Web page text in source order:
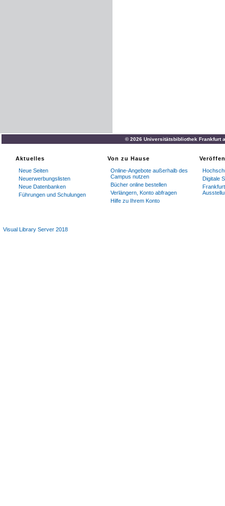
© 2026 Universitätsbibliothek Frankfurt
Aktuelles
Neue Seiten
Neuerwerbungslisten
Neue Datenbanken
Führungen und Schulungen
Von zu Hause
Online-Angebote außerhalb des
Campus nutzen
Bücher online bestellen
Verlängern, Konto abfragen
Hilfe zu Ihrem Konto
Digitale
Visual Library Server 2018